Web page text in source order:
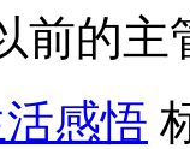
前的主
感悟